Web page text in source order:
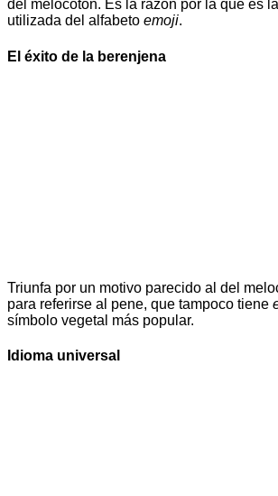
del melocotón. Es la razón por la que es
utilizada del alfabeto emoji.
El éxito de la berenjena
Triunfa por un motivo parecido al del
para referirse al pene, que tampoco tiene
símbolo vegetal más popular.
Idioma universal